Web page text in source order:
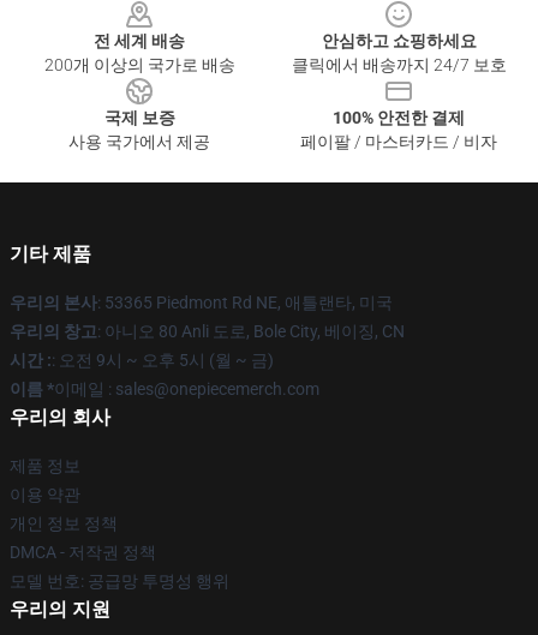
전 세계 배송
200개 이상의 국가로 배송
안심하고 쇼핑하세요
클릭에서 배송까지 24/7 보호
국제 보증
사용 국가에서 제공
100% 안전한 결제
페이팔 / 마스터카드 / 비자
기타 제품
우리의 본사: 53365 Piedmont Rd NE, 애틀랜타, 미국
우리의 창고: 아니오 80 Anli 도로, Bole City, 베이징, CN
시간 :: 오전 9시 ~ 오후 5시 (월 ~ 금)
이름 *이메일 : sales@onepiecemerch.com
우리의 회사
제품 정보
이용 약관
개인 정보 정책
DMCA - 저작권 정책
모델 번호: 공급망 투명성 행위
우리의 지원